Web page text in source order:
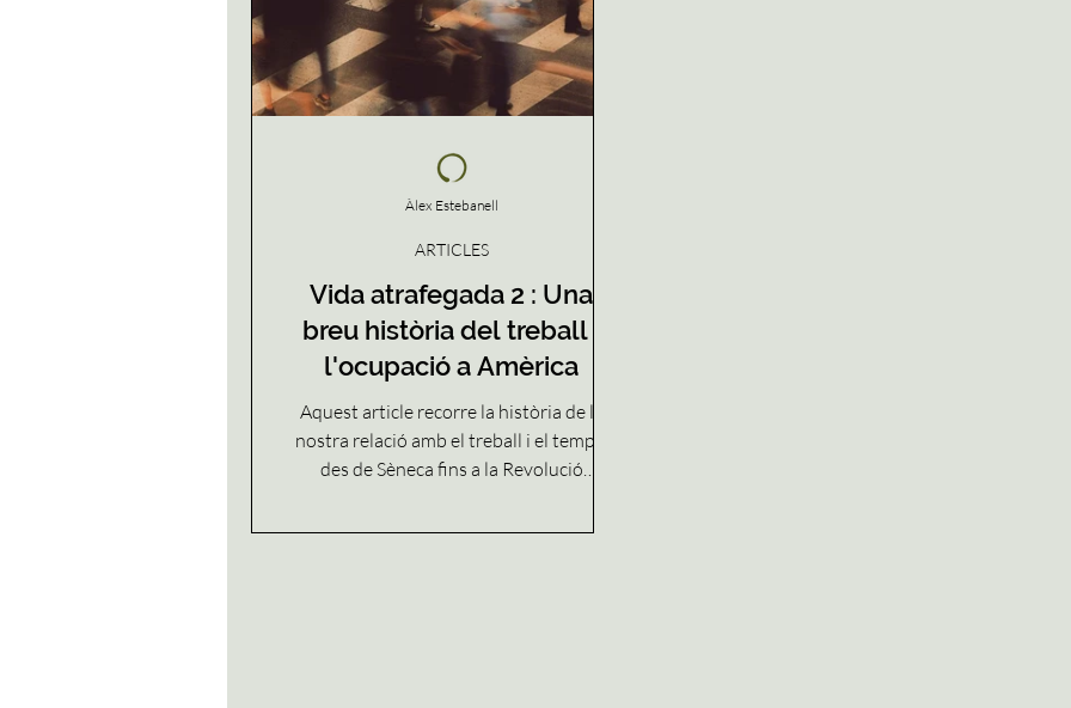
Vida atrafegada 2 : Una
breu història del treball i
l'ocupació a Amèrica
Aquest article recorre la història de la
nostra relació amb el treball i el temps,
des de Sèneca fins a la Revolució
mirada a com el rellotge, la productivitat i
ARTICLES
Àlex Estebanell